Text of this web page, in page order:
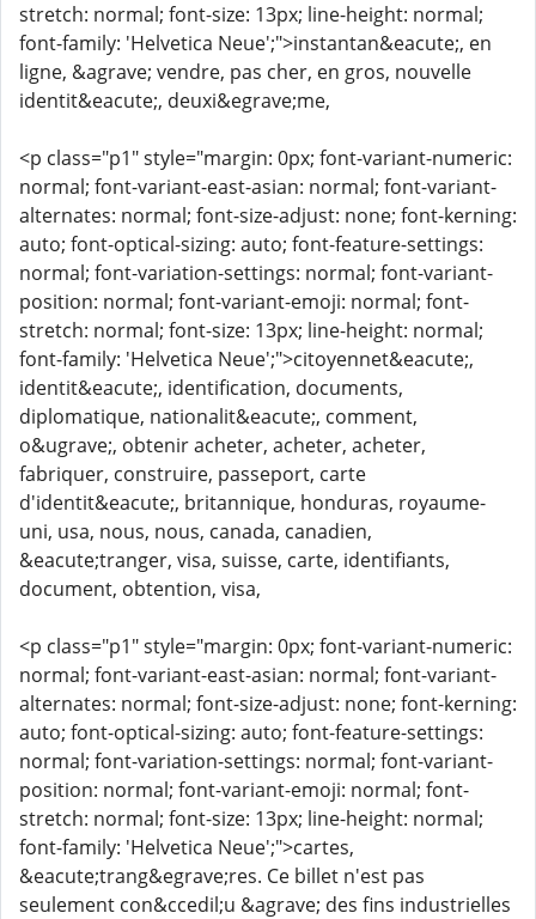
stretch: normal; font-size: 13px; line-height: normal;
font-family: 'Helvetica Neue';">instantan&eacute;, en
ligne, &agrave; vendre, pas cher, en gros, nouvelle
identit&eacute;, deuxi&egrave;me,
<p class="p1" style="margin: 0px; font-variant-numeric:
normal; font-variant-east-asian: normal; font-variant-
alternates: normal; font-size-adjust: none; font-kerning:
auto; font-optical-sizing: auto; font-feature-settings:
normal; font-variation-settings: normal; font-variant-
position: normal; font-variant-emoji: normal; font-
stretch: normal; font-size: 13px; line-height: normal;
font-family: 'Helvetica Neue';">citoyennet&eacute;,
identit&eacute;, identification, documents,
diplomatique, nationalit&eacute;, comment,
o&ugrave;, obtenir acheter, acheter, acheter,
fabriquer, construire, passeport, carte
d'identit&eacute;, britannique, honduras, royaume-
uni, usa, nous, nous, canada, canadien,
&eacute;tranger, visa, suisse, carte, identifiants,
document, obtention, visa,
<p class="p1" style="margin: 0px; font-variant-numeric:
normal; font-variant-east-asian: normal; font-variant-
alternates: normal; font-size-adjust: none; font-kerning:
auto; font-optical-sizing: auto; font-feature-settings:
normal; font-variation-settings: normal; font-variant-
position: normal; font-variant-emoji: normal; font-
stretch: normal; font-size: 13px; line-height: normal;
font-family: 'Helvetica Neue';">cartes,
&eacute;trang&egrave;res. Ce billet n'est pas
seulement con&ccedil;u &agrave; des fins industrielles